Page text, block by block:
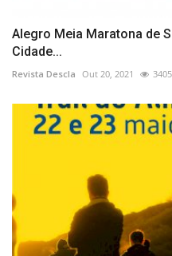
Alegro Meia Maratona de
Cidade...
Revista Descla Out 20, 2021 3405